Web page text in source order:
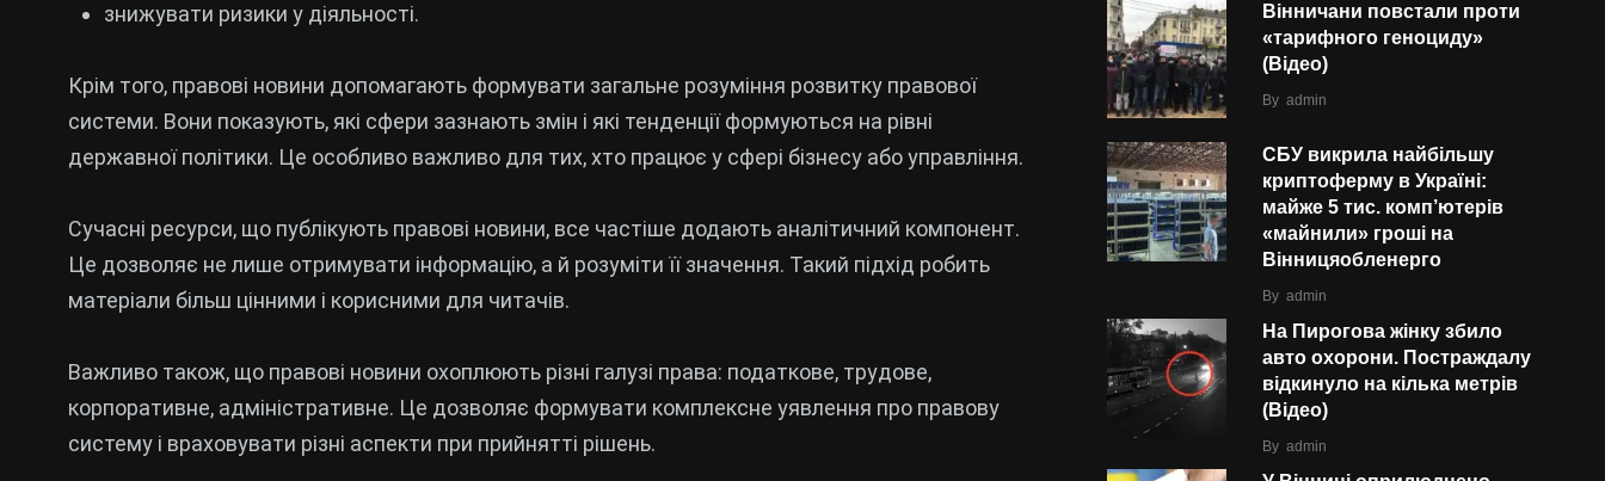
знижувати ризики у діяльності.
Крім того, правові новини допомагають формувати загальне розуміння розвитку правової
системи. Вони показують, які сфери зазнають змін і які тенденції формуються на рівні
державної політики. Це особливо важливо для тих, хто працює у сфері бізнесу або управління.
Сучасні ресурси, що публікують правові новини, все частіше додають аналітичний компонент.
Це дозволяє не лише отримувати інформацію, а й розуміти її значення. Такий підхід робить
матеріали більш цінними і корисними для читачів.
Важливо також, що правові новини охоплюють різні галузі права: податкове, трудове,
корпоративне, адміністративне. Це дозволяє формувати комплексне уявлення про правову
систему і враховувати різні аспекти при прийнятті рішень.
Вінничани повстали проти
«тарифного геноциду»
(Відео)
By admin
СБУ викрила найбільшу
криптоферму в Україні:
майже 5 тис. комп’ютерів
«майнили» гроші на
Вінницяобленерго
By admin
На Пирогова жінку збило
авто охорони. Постраждалу
відкинуло на кілька метрів
(Відео)
By admin